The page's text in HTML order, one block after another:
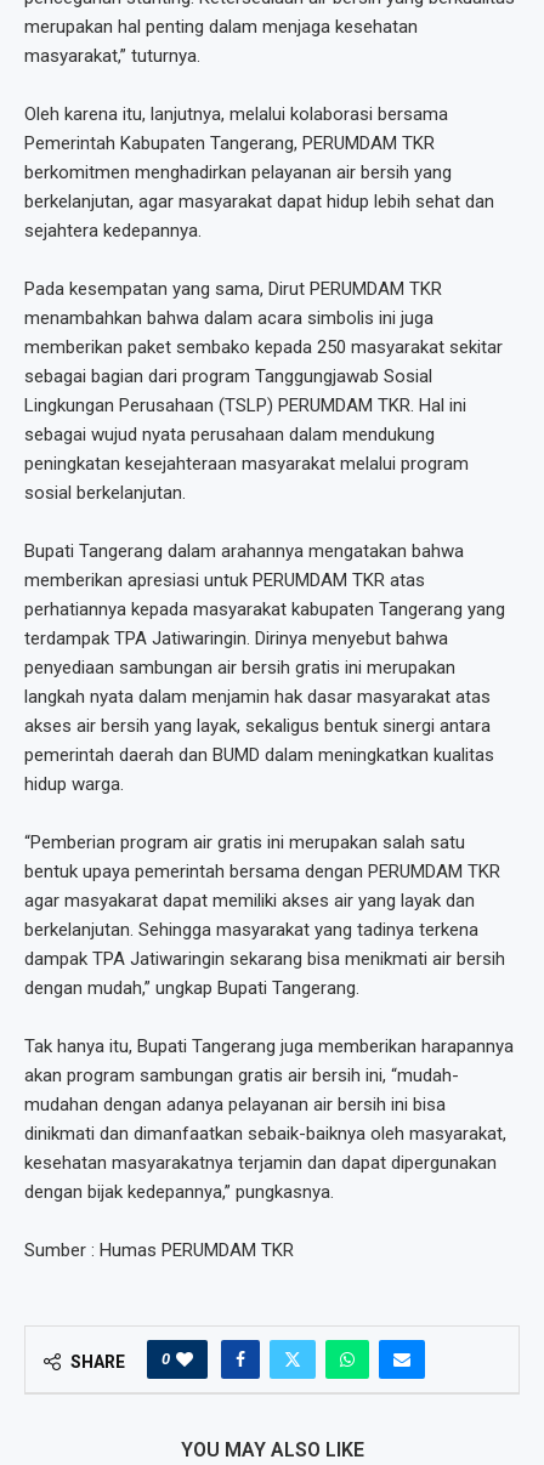
merupakan hal penting dalam menjaga kesehatan
masyarakat,” tuturnya.
Oleh karena itu, lanjutnya, melalui kolaborasi bersama
Pemerintah Kabupaten Tangerang, PERUMDAM TKR
berkomitmen menghadirkan pelayanan air bersih yang
berkelanjutan, agar masyarakat dapat hidup lebih sehat dan
sejahtera kedepannya.
Pada kesempatan yang sama, Dirut PERUMDAM TKR
menambahkan bahwa dalam acara simbolis ini juga
memberikan paket sembako kepada 250 masyarakat sekitar
sebagai bagian dari program Tanggungjawab Sosial
Lingkungan Perusahaan (TSLP) PERUMDAM TKR. Hal ini
sebagai wujud nyata perusahaan dalam mendukung
peningkatan kesejahteraan masyarakat melalui program
sosial berkelanjutan.
Bupati Tangerang dalam arahannya mengatakan bahwa
memberikan apresiasi untuk PERUMDAM TKR atas
perhatiannya kepada masyarakat kabupaten Tangerang yang
terdampak TPA Jatiwaringin. Dirinya menyebut bahwa
penyediaan sambungan air bersih gratis ini merupakan
langkah nyata dalam menjamin hak dasar masyarakat atas
akses air bersih yang layak, sekaligus bentuk sinergi antara
pemerintah daerah dan BUMD dalam meningkatkan kualitas
hidup warga.
“Pemberian program air gratis ini merupakan salah satu
bentuk upaya pemerintah bersama dengan PERUMDAM TKR
agar masyakarat dapat memiliki akses air yang layak dan
berkelanjutan. Sehingga masyarakat yang tadinya terkena
dampak TPA Jatiwaringin sekarang bisa menikmati air bersih
dengan mudah,” ungkap Bupati Tangerang.
Tak hanya itu, Bupati Tangerang juga memberikan harapannya
akan program sambungan gratis air bersih ini, “mudah-
mudahan dengan adanya pelayanan air bersih ini bisa
dinikmati dan dimanfaatkan sebaik-baiknya oleh masyarakat,
kesehatan masyarakatnya terjamin dan dapat dipergunakan
dengan bijak kedepannya,” pungkasnya.
Sumber : Humas PERUMDAM TKR
SHARE 0
YOU MAY ALSO LIKE